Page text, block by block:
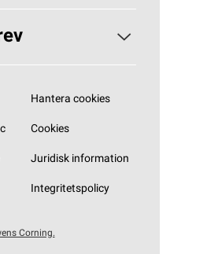
Hantera cookies
Cookies
Juridisk information
Integritetspolicy
Corning.